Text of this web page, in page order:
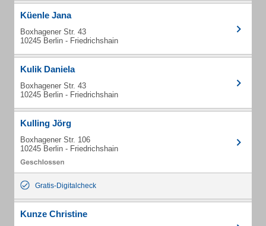
Küenle Jana
Boxhagener Str. 43
10245 Berlin - Friedrichshain
Kulik Daniela
Boxhagener Str. 43
10245 Berlin - Friedrichshain
Kulling Jörg
Boxhagener Str. 106
10245 Berlin - Friedrichshain
Gratis-Digitalcheck
Kunze Christine